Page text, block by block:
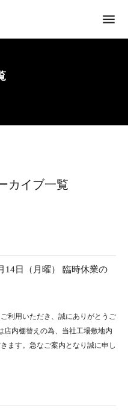
menu
カイブ一覧
14日（月曜） 臨時休業の
利用いただき、誠にありがとうご
店内棚替えの為、当社工場敷地内
ます。急なご案内となり誠に申し